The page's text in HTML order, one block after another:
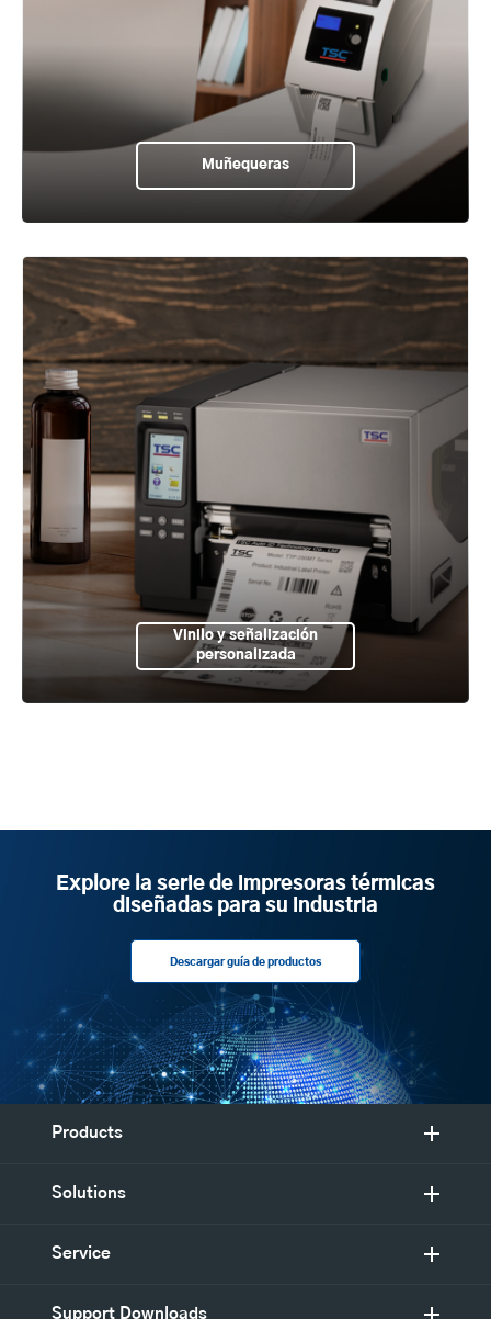
Muñequeras
Vinilo y señalización
personalizada
Explore la serie de impresoras térmicas
diseñadas para su industria
Descargar guía de productos
Products
Solutions
Service
Support Downloads